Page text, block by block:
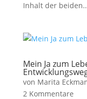
Inhalt der
Mein Ja zum
von Marita
2 Kommentare